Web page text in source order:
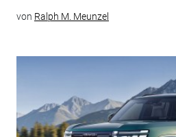
von Ralph M. Meunzel